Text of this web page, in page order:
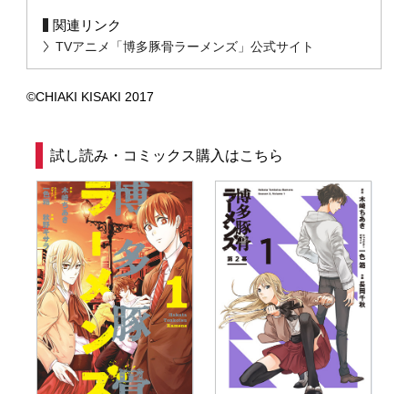
関連リンク
TVアニメ「博多豚骨ラーメンズ」公式サイト
©CHIAKI KISAKI 2017
試し読み・コミックス購入はこちら